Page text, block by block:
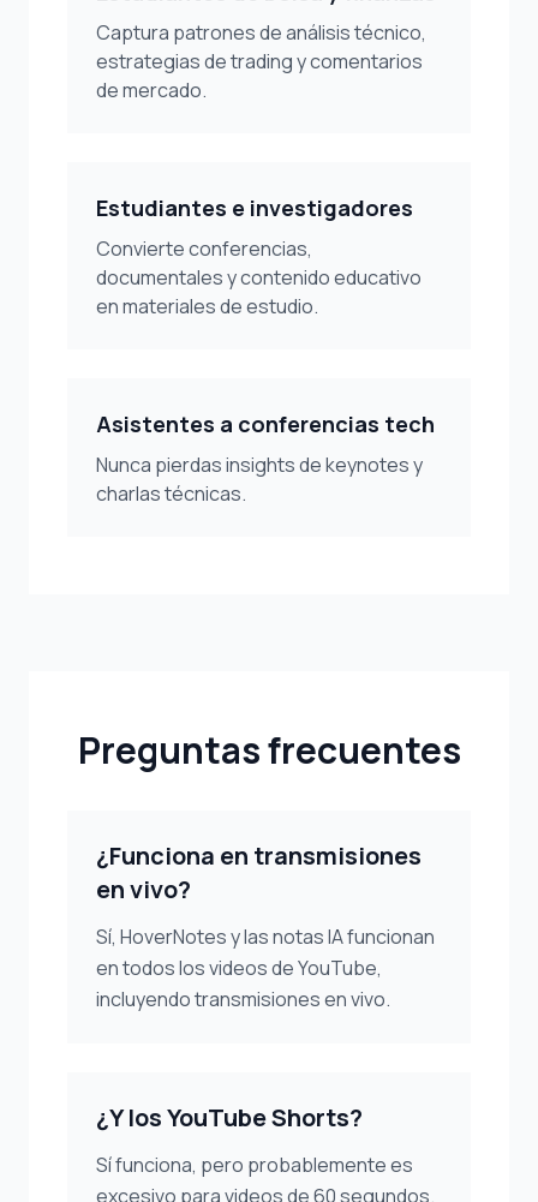
Captura patrones de análisis técnico,
estrategias de trading y comentarios
de mercado.
Estudiantes e investigadores
Convierte conferencias,
documentales y contenido educativo
en materiales de estudio.
Asistentes a conferencias tech
Nunca pierdas insights de keynotes y
charlas técnicas.
Preguntas frecuentes
¿Funciona en transmisiones
en vivo?
Sí, HoverNotes y las notas IA funcionan
en todos los videos de YouTube,
incluyendo transmisiones en vivo.
¿Y los YouTube Shorts?
Sí funciona, pero probablemente es
excesivo para videos de 60 segundos.